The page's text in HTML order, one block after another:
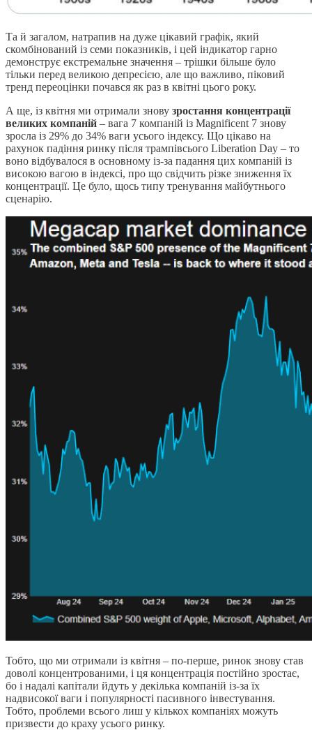
Та й загалом, натрапив на дуже цікавий графік, який
скомбінований із семи показників, і цей індикатор гарно
демонструє екстремальне значення – трішки більше було
тільки перед великою депресією, але що важливо, піковий
тренд переоцінки почався як раз в квітні цього року.
А ще, із квітня ми отримали знову зростання концентрації
великих компаній – вага 7 компаній із Magnificent 7 знову
зросла із 29% до 34% ваги усього індексу. Що цікаво на
рахунок падіння ринку після трампівсього Liberation Day – то
воно відбувалося в основному із-за падання цих компаній із
високою вагою в індексі, про що свідчить різке зниження їх
концентрації. Це було, щось типу тренування майбутнього
сценарію.
Тобто, що ми отримали із квітня – по-перше, ринок знову став
доволі концентрованими, і ця концентрація постійно зростає,
бо і надалі капітали йдуть у декілька компаній із-за їх
надвисокої ваги і популярності пасивного інвестування.
Тобто, проблеми всього лиш у кількох компаніях можуть
призвести до краху усього ринку.